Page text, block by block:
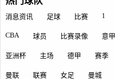
消息资讯 足球 比赛 1
CBA 球员 比赛录像 意甲
亚洲杯 主场 德甲 赛季
曼联 联赛 女足 曼城